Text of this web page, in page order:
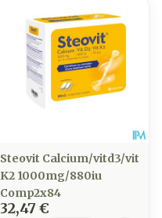
Steovit Calcium/vitd3/vit
K2 1000mg/880iu
Comp2x84
32,47 €